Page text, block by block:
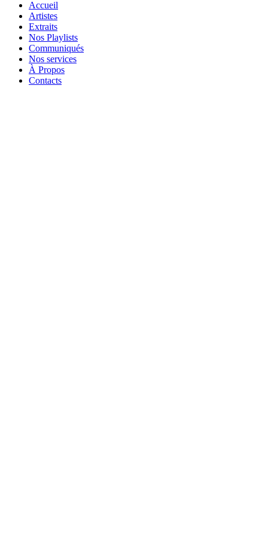
Accueil
Artistes
Extraits
Nos Playlists
Communiqués
Nos services
À Propos
Contacts